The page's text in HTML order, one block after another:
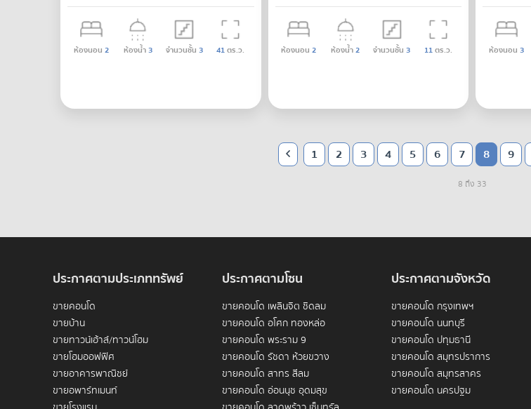
ห้องนอน 2 ห้องน้ำ3 จำนวนชั้น 3 41ตร.ว. ห้องนอน 2 ห้องน้ำ2 จำนวนชั้น 3 11ตร.ว. ห้องนอน 3
1 2 3 4 5 6 7 8 9
8 ถึง 33
ประกาศตามประเภททรัพย์
ขายคอนโด
ขายบ้าน
ขายทาวน์เฮ้าส์/ทาวน์โฮม
ขายโฮมออฟฟิศ
ขายอาคารพาณิชย์
ขายอพาร์ทเมนท์
ประกาศตามโซน
ขายคอนโด เพลินจิต ชิดลม
ขายคอนโด อโศก ทองหล่อ
ขายคอนโด พระราม 9
ขายคอนโด รัชดา ห้วยขวาง
ขายคอนโด สาทร สีลม
ขายคอนโด อ่อนนุช อุดมสุข
ประกาศตามจังหวัด
ขายคอนโด กรุงเทพฯ
ขายคอนโด นนทบุรี
ขายคอนโด ปทุมธานี
ขายคอนโด สมุทรปราการ
ขายคอนโด สมุทรสาคร
ขายคอนโด นครปฐม